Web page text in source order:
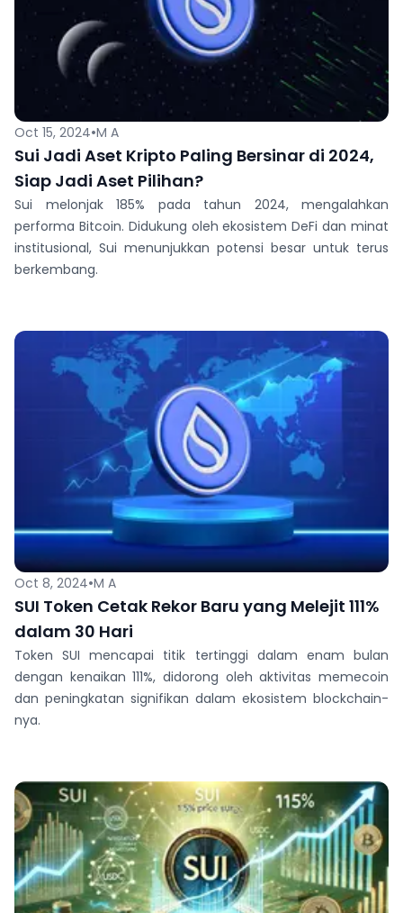
Oct 15, 2024•M A
Sui Jadi Aset Kripto Paling Bersinar di 2024,
Siap Jadi Aset Pilihan?
Sui melonjak 185% pada tahun 2024, mengalahkan
performa Bitcoin. Didukung oleh ekosistem DeFi dan minat
institusional, Sui menunjukkan potensi besar untuk terus
berkembang.
Oct 8, 2024•M A
SUI Token Cetak Rekor Baru yang Melejit 111%
dalam 30 Hari
Token SUI mencapai titik tertinggi dalam enam bulan
dengan kenaikan 111%, didorong oleh aktivitas memecoin
dan peningkatan signifikan dalam ekosistem blockchain-
nya.